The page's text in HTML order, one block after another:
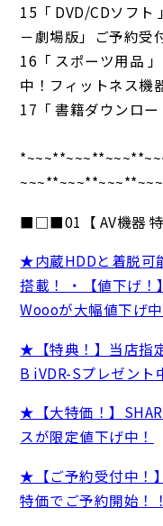
15「 DVD/CDソフト
－劇場版」ご予約受
16「 スポーツ用品
中！フィットネス機
17「 書籍ダウンロー
■□■01【 AV機器
★内蔵HDDと着脱可
搭載！ ・【値下げ
Woooが大幅値下げ中
★【特典！】当店指
B iVDR-Sプレゼント
★【大特価！】
スが限定値下げ中！
★【ご予約受付中！
特価でご予約開始！！